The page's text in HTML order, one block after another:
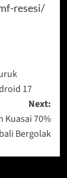
resesi/
17
Next:
Kuasai 70%
Bergolak